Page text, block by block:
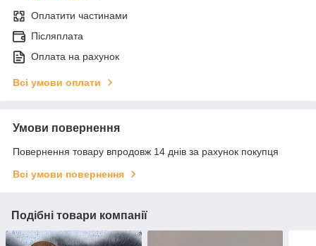
Оплатити частинами
Післяплата
Оплата на рахунок
Всі умови оплати
Умови повернення
Повернення товару впродовж 14 днів за рахунок покупця
Всі умови повернення
Подібні товари компанії